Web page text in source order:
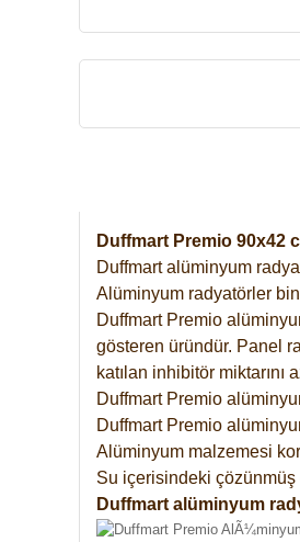
Duffmart Premio 90x42
Duffmart alüminyum
Alüminyum radyatörler
Duffmart Premio
gösteren üründür. Panel
katılan inhibitör
Duffmart Premio
Duffmart Premio
Alüminyum malzemesi
Su içerisindeki
Duffmart alüminyum